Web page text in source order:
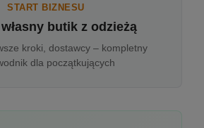
START BIZNESU
butik z odzieżą
kroki, dostawcy – kompletny
dla początkujących